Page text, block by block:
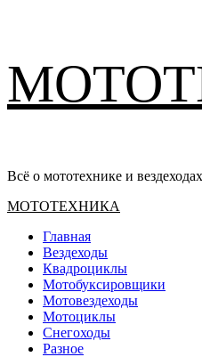
содержимому
Всё о мототехнике и вездеходах
Основное
МОТОТЕХНИКА
Главная
Вездеходы
Квадроциклы
Мотобуксировщики
Мотовездеходы
Мотоциклы
Снегоходы
Разное